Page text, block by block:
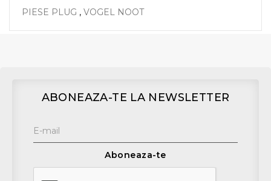
PIESE PLUG , VOGEL NOOT
ABONEAZA-TE LA NEWSLETTER
Aboneaza-te